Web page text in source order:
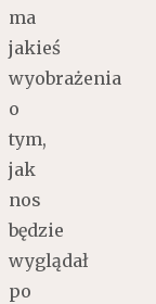
ma
jakieś
wyobrażenia
o
tym,
jak
nos
będzie
wyglądał
po